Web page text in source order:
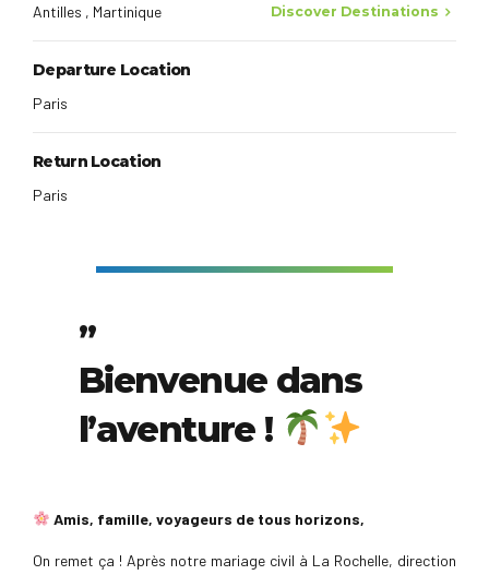
Antilles , Martinique Discover Destinations
Departure Location
Paris
Return Location
Paris
Bienvenue dans
l’aventure !
Amis, famille, voyageurs de tous horizons,
On remet ça ! Après notre mariage civil à La Rochelle, direction